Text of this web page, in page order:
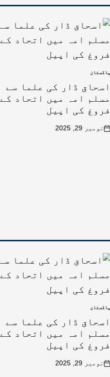
پاکستان
اسحاق ڈار کی علما سے
مسلم امہ میں اتحاد کے
فروغ کی اپیل
نومبر 29, 2025
پاکستان
اسحاق ڈار کی علما سے
مسلم امہ میں اتحاد کے
فروغ کی اپیل
نومبر 29, 2025